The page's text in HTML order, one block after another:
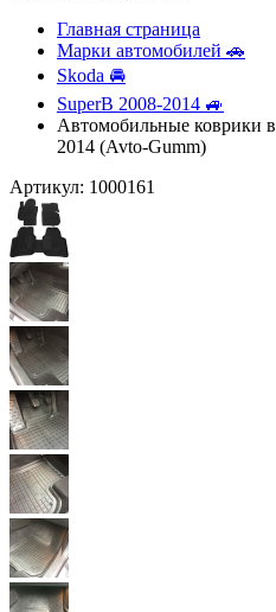
Главная страница
Марки автомобилей 🚗
Skoda 🚘
SuperB 2008-2014 🚙
Автомобильные коврики
2014 (Avto-Gumm)
Артикул: 1000161